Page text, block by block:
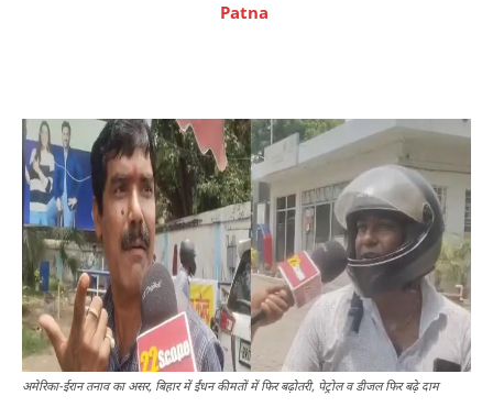
Patna
अमेरिका-ईरान तनाव का असर, बिहार में ईंधन कीमतों में फिर बढ़ोतरी, पेट्रोल व डीजल फिर बढ़े दाम